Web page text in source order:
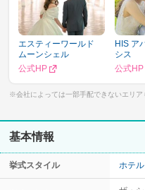
エスティーワールド
ムーンシェル
公式HP
HIS ア
シス
公式HP
※会社によっては一部手配できないエリア
基本情報
挙式スタイル ホテル